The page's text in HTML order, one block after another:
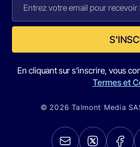
En cliquant sur s'inscrire, vous
Termes et
© 2026 Talmont Media